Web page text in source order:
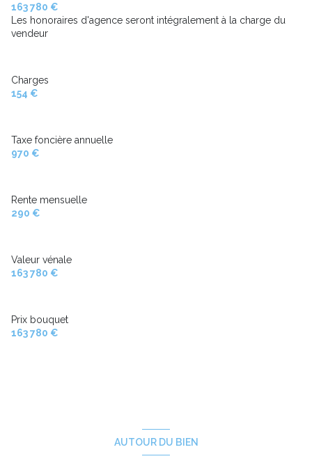
163 780 €
Les honoraires d'agence seront intégralement à la charge du
vendeur
Charges
154 €
Taxe foncière annuelle
970 €
Rente mensuelle
290 €
Valeur vénale
163 780 €
Prix bouquet
163 780 €
AUTOUR DU BIEN